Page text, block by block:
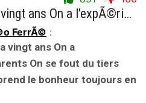
Pour tout bagage on a vingt ans On a l'expÃ©rience des parents On se fout du tiers comme du quart On prend le bonheur toujours en retard.
FerrÃ© :
vingt ans On a
On se fout du tiers
le bonheur toujours en